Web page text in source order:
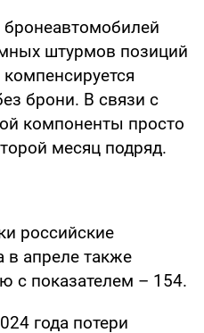
штурмов позиций
брони. В связи с
компоненты просто
месяц подряд.
российские
в апреле также
с показателем – 154.
года потери